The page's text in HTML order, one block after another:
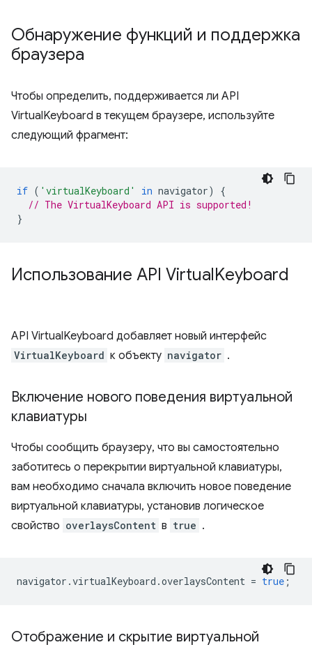
Обнаружение функций и поддержка
браузера
Чтобы определить, поддерживается ли API
VirtualKeyboard в текущем браузере, используйте
следующий фрагмент:
if ( 'virtualKeyboard' in navigator)
{
// The VirtualKeyboard API is supported!
}
Использование API VirtualKeyboard
API VirtualKeyboard добавляет новый интерфейс
VirtualKeyboard к объекту navigator .
Включение нового поведения виртуальной
клавиатуры
Чтобы сообщить браузеру, что вы самостоятельно
заботитесь о перекрытии виртуальной клавиатуры,
вам необходимо сначала включить новое поведение
виртуальной клавиатуры, установив логическое
свойство overlaysContent в true .
navigator .virtualKeyboard .overlaysContent = true ;
Отображение и скрытие виртуальной